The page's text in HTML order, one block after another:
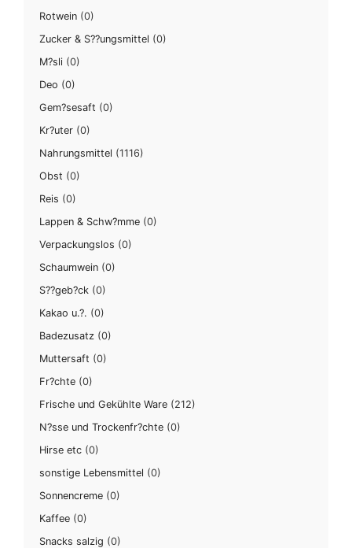
Rotwein (0)
Zucker & S??ungsmittel (0)
M?sli (0)
Deo (0)
Gem?sesaft (0)
Kr?uter (0)
Nahrungsmittel (1116)
Obst (0)
Reis (0)
Lappen & Schw?mme (0)
Verpackungslos (0)
Schaumwein (0)
S??geb?ck (0)
Kakao u.?. (0)
Badezusatz (0)
Muttersaft (0)
Fr?chte (0)
Frische und Gekühlte Ware (212)
N?sse und Trockenfr?chte (0)
Hirse etc (0)
sonstige Lebensmittel (0)
Sonnencreme (0)
Kaffee (0)
Snacks salzig (0)